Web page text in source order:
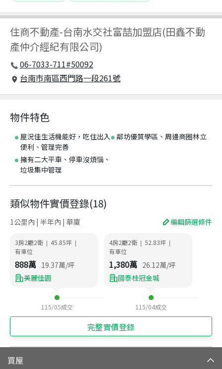
住商不動產-台南水交社富喆加盟店(田鑫不動
產仲介經紀有限公司)
06-7033-711#50092
台南市南區西門路一段261號
物件特色
屋況佳生活機能好，吃住出入
便利、管理完善
鄰坊優質學區、周邊商圈林立
擁有二大平車、停車沒煩惱、
垃圾集中管理
類似物件實價登錄(18)
1公里內 | 半年內 | 華廈 編輯篩選條件
3房2廳2衛 | 45.85坪 |
有車位
888萬 19.37萬/坪
美麗佳園
115/05成交
4房2廳2衛 | 52.83坪 |
有車位
1,380萬 26.12萬/坪
國泰桂冠金城
115/04成交
完整實價登錄
買屋